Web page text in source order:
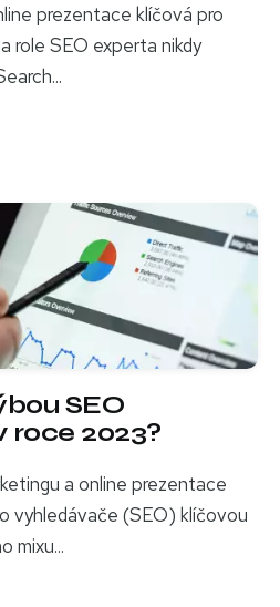
prezentace klíčová pro
role SEO experta nikdy
SEO
roce 2023?
a online prezentace
vyhledávače (SEO) klíčovou
mixu...